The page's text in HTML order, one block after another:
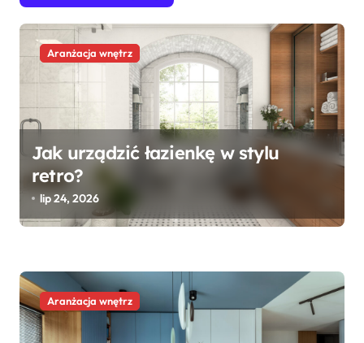
a
w
i
u
Aranżacja wnętrz
Jak urządzić łazienkę w stylu
retro?
lip 24, 2026
Aranżacja wnętrz